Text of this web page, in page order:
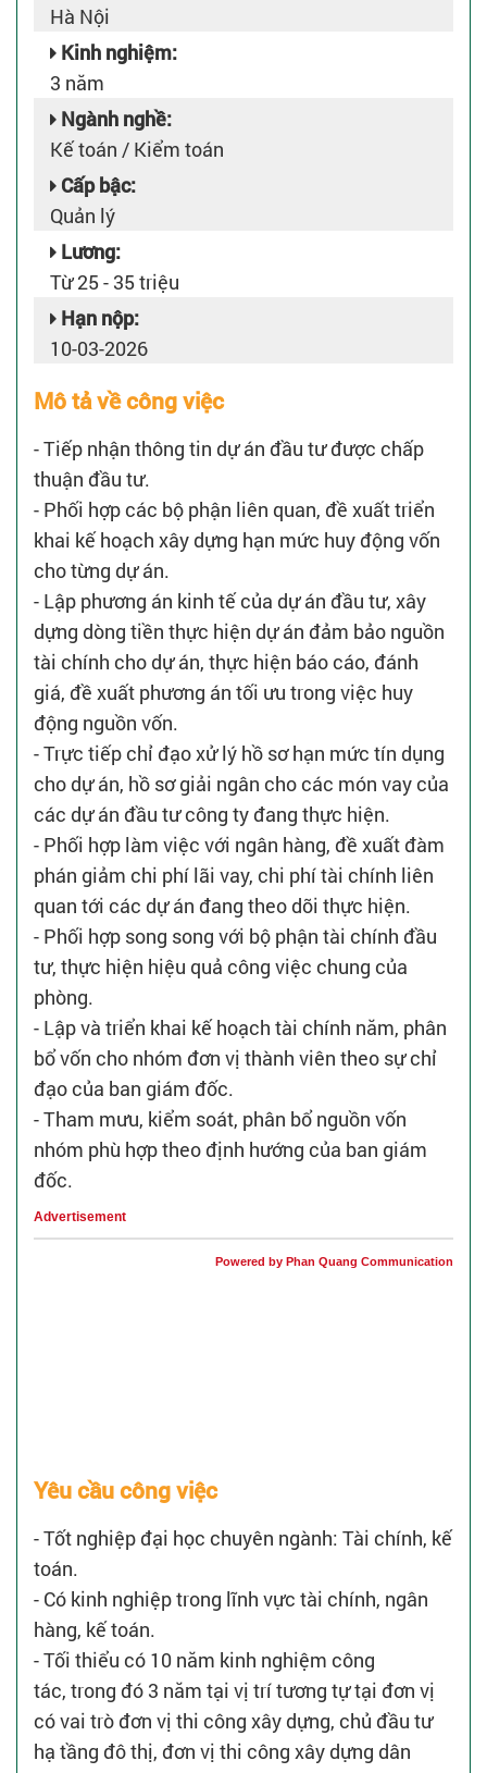
Hà Nội
Kinh nghiệm:
3 năm
Ngành nghề:
Kế toán / Kiểm toán
Cấp bậc:
Quản lý
Lương:
Từ 25 - 35 triệu
Hạn nộp:
10-03-2026
Mô tả về công việc
- Tiếp nhận thông tin dự án đầu tư được chấp
thuận đầu tư.
- Phối hợp các bộ phận liên quan, đề xuất triển
khai kế hoạch xây dựng hạn mức huy động vốn
cho từng dự án.
- Lập phương án kinh tế của dự án đầu tư, xây
dựng dòng tiền thực hiện dự án đảm bảo nguồn
tài chính cho dự án, thực hiện báo cáo, đánh
giá, đề xuất phương án tối ưu trong việc huy
động nguồn vốn.
- Trực tiếp chỉ đạo xử lý hồ sơ hạn mức tín dụng
cho dự án, hồ sơ giải ngân cho các món vay của
các dự án đầu tư công ty đang thực hiện.
- Phối hợp làm việc với ngân hàng, đề xuất đàm
phán giảm chi phí lãi vay, chi phí tài chính liên
quan tới các dự án đang theo dõi thực hiện.
- Phối hợp song song với bộ phận tài chính đầu
tư, thực hiện hiệu quả công việc chung của
phòng.
- Lập và triển khai kế hoạch tài chính năm, phân
bổ vốn cho nhóm đơn vị thành viên theo sự chỉ
đạo của ban giám đốc.
- Tham mưu, kiểm soát, phân bổ nguồn vốn
nhóm phù hợp theo định hướng của ban giám
đốc.
Advertisement
Powered by Phan Quang Communication
Yêu cầu công việc
- Tốt nghiệp đại học chuyên ngành: Tài chính, kế
toán.
- Có kinh nghiệp trong lĩnh vực tài chính, ngân
hàng, kế toán.
- Tối thiểu có 10 năm kinh nghiệm công
tác, trong đó 3 năm tại vị trí tương tự tại đơn vị
có vai trò đơn vị thi công xây dựng, chủ đầu tư
hạ tầng đô thị, đơn vị thi công xây dựng dân